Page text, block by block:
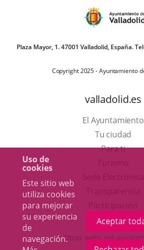
Uso de
cookies
Este sitio web
utiliza cookies
para mejorar
su experiencia
de
navegación.
Aceptar
Plaza Mayor, 1. 47001 Valladolid, España.
Copyright 2025 - Ayuntamiento
valladolid.es
El Ayuntamiento
Tu ciudad
Para ti
en
una
Otras webs del